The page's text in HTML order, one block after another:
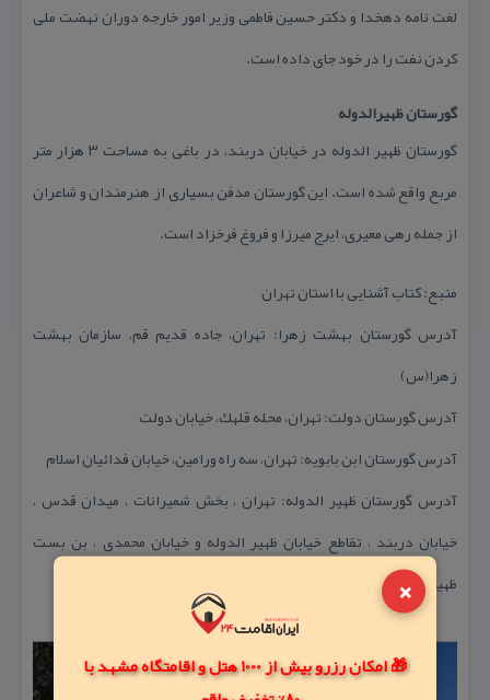
×
🎁 امکان رزرو بیش از 1000 هتل و اقامتگاه مشهد با
لغت نامه دهخدا و دكتر حسین فاطمی وزیر امور خارجه دوران نهضت ملی
كردن نفت را در خود جای داده است.
گورستان ظهیرالدوله
گورستان ظهیر الدوله در خیابان دربند، در باغی به مساحت ۳ هزار متر
مربع واقع شده است. این گورستان مدفن بسیاری از هنرمندان و شاعران
از جمله رهی معیری، ایرج میرزا و فروغ فرخزاد است.
منبع: كتاب آشنایی با استان تهران
آدرس گورستان بهشت زهرا: تهران، جاده قدیم قم، سازمان بهشت
زهرا(س)
آدرس گورستان دولت: تهران، محله قلهك، خیابان دولت
آدرس گورستان ابن بابویه: تهران، سه راه ورامین، خیابان فدائیان اسلام
آدرس گورستان ظهیر الدوله: تهران ، بخش شمیرانات ، میدان قدس ،‌
خیابان دربند ، تقاطع خیابان ظهیر الدوله و خیابان محمدی ، بن بست
ظهیرالدوله ، شماره ۳ و از شرق به خیابان شهید الفت